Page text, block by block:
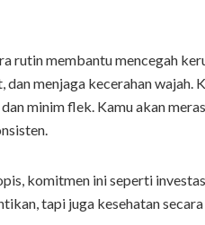
rutin membantu mencegah
menjaga kecerahan wajah.
minim flek. Kamu akan
komitmen ini seperti
tapi juga kesehatan